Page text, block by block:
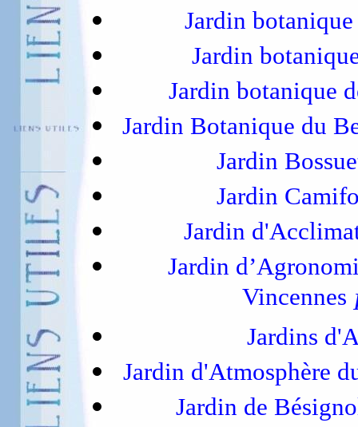
Jardin
Jardin
Jardin botanique
Jardin Botanique du
Jardin
Jardin
Jardin
Jardin
Vincennes
Jardins
Jardin d'Atmosphère
Jardin de